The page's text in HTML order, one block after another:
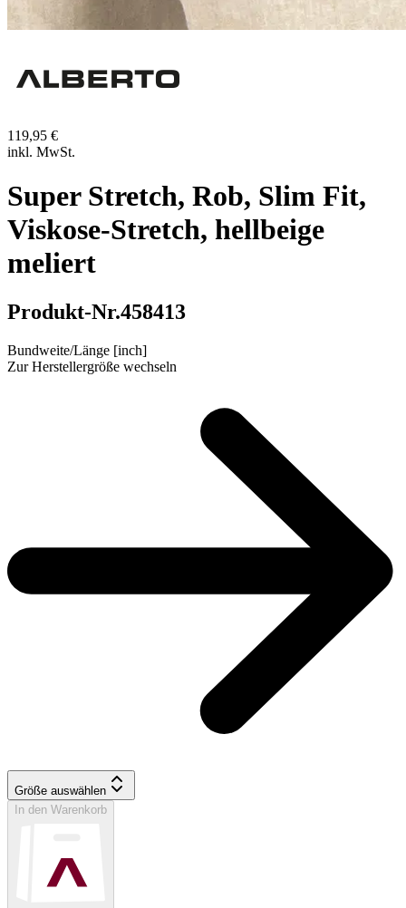
119,95 €
inkl. MwSt.
Super Stretch, Rob, Slim Fit,
Viskose-Stretch, hellbeige
meliert
Produkt-Nr.458413
Bundweite/Länge [inch]
Zur Herstellergröße wechseln
Größe auswählen
In den Warenkorb